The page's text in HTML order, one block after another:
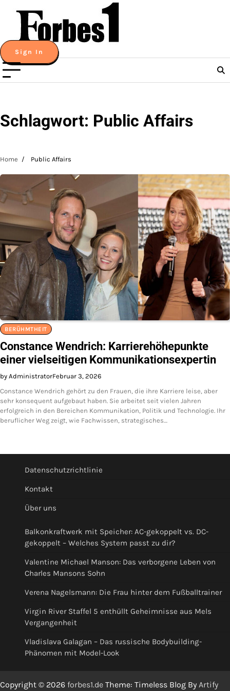
content
Sign In
Schlagwort: Public Affairs
Home Public Affairs
BERÜHMTHEIT
Constance Wendrich: Karrierehöhepunkte
einer vielseitigen Kommunikationsexpertin
by AdministratorFebruar 3, 2026
Constance Wendrich gehört zu den Frauen, die ihre Karriere leise, aber
sehr konsequent aufgebaut haben. Sie arbeitet seit vielen Jahren
erfolgreich in den Bereichen Kommunikation, Politik und Technologie. Ihr
beruflicher Weg zeigt, wie Fachwissen, strategisches…
Datenschutzrichtlinie
Kontakt
Über uns
Balkonkraftwerk mit Speicher: AC-gekoppelt vs. DC-
gekoppelt – Welches System passt zu dir?
Valentine Michael Manson: Das verborgene Leben von
Charles Mansons Sohn
Verena Nagelsmann: Die Frau hinter dem Fußballtrainer
Virgin River Staffel 5 enthüllt Geheimnisse aus Mels
Vergangenheit
Vladislava Galagan – Das russische Bodybuilding-
Phänomen mit Model-Look
Copyright © 2026 forbes1.de Theme: Timeless Blog By Artify